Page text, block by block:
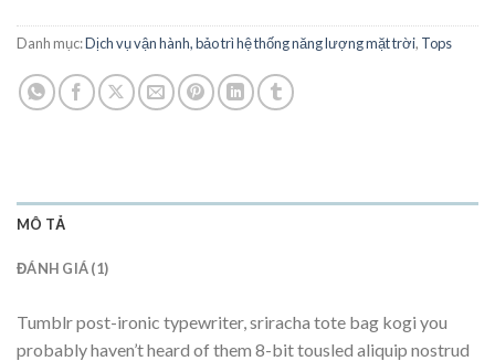
Danh mục:Dịch vụ vận hành, bảo trì hệ thống năng lượng mặt trời, Tops
MÔ TẢ
ĐÁNH GIÁ (1)
Tumblr post-ironic typewriter, sriracha tote bag kogi you
probably haven’t heard of them 8-bit tousled aliquip nostrud